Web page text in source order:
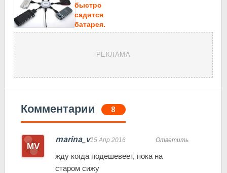
быстро
садится
батарея.
РЕКЛАМА
Комментарии 8
marina_v15 Апр 2016 Ответить
жду когда подешевеет, пока на
старом сижу